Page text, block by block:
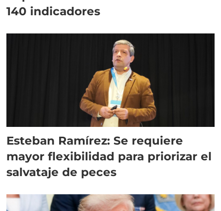
140 indicadores
Esteban Ramírez: Se requiere
mayor flexibilidad para priorizar el
salvataje de peces